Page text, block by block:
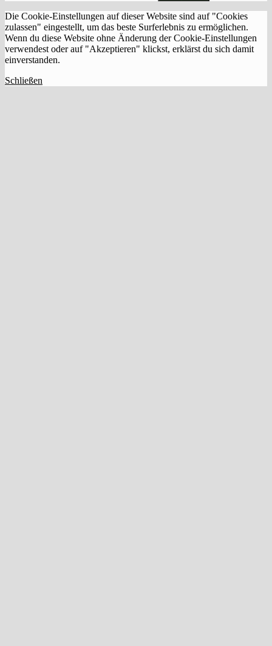
Die Cookie-Einstellungen auf dieser Website sind auf "Cookies
zulassen" eingestellt, um das beste Surferlebnis zu ermöglichen.
Wenn du diese Website ohne Änderung der Cookie-Einstellungen
verwendest oder auf "Akzeptieren" klickst, erklärst du sich damit
einverstanden.
Schließen